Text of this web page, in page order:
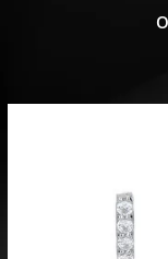
54,00 €.